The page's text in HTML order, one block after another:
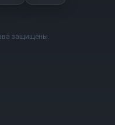
защищены.